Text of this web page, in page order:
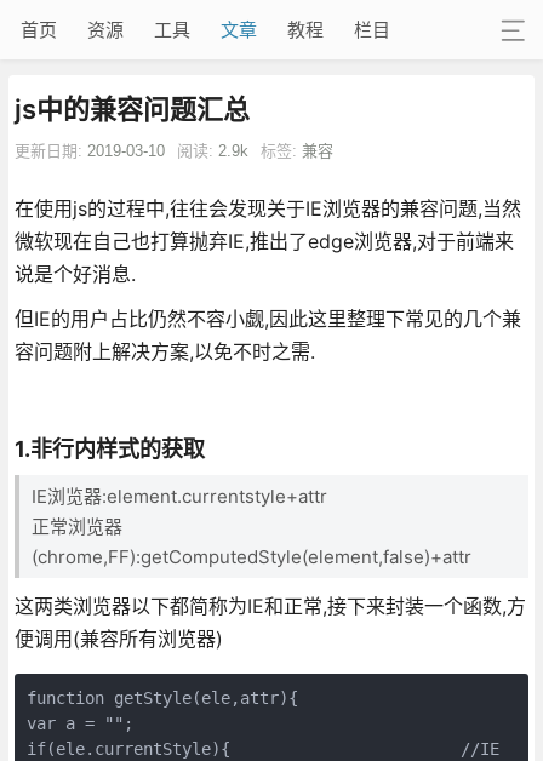
首页 资源 工具 文章 教程 栏目
js中的兼容问题汇总
更新日期: 2019-03-10 阅读: 2.9k 标签: 兼容
在使用js的过程中,往往会发现关于IE浏览器的兼容问题,当然
微软现在自己也打算抛弃IE,推出了edge浏览器,对于前端来
说是个好消息.
但IE的用户占比仍然不容小觑,因此这里整理下常见的几个兼
容问题附上解决方案,以免不时之需.
1.非行内样式的获取
IE浏览器:element.currentstyle+attr
正常浏览器
(chrome,FF):getComputedStyle(element,false)+attr
这两类浏览器以下都简称为IE和正常,接下来封装一个函数,方
便调用(兼容所有浏览器)
function getStyle(ele,attr){
var a = "";
if(ele.currentStyle){               　　　　　//IE